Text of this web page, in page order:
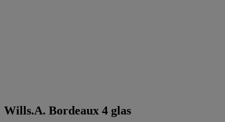
Wills.A. Bordeaux 4 glas